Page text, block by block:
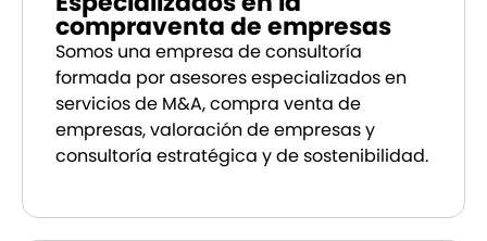
compraventa de empresas
Somos una empresa de consultoría
formada por asesores especializados en
servicios de M&A, compra venta de
empresas, valoración de empresas y
consultoría estratégica y de sostenibilidad.